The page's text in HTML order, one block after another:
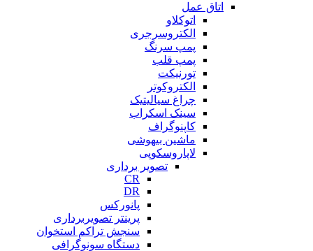
اتاق عمل
اتوکلاو
الکتروسرجری
پمپ سرنگ
پمپ قلب
تورنیکت
الکتروکوتر
چراغ سیالیتیک
سینک اسکراب
کاپنوگراف
ماشین بیهوشی
لاپاروسکوپی
تصویر برداری
CR
DR
پانورکس
پرینتر تصویربرداری
سنجش تراکم استخوان
دستگاه سونوگرافی